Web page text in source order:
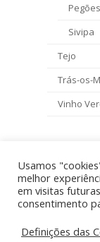
Pegões
Sivipa
Tejo
Trás-os-
Vinho
previous
post:
Fat
Preços
Termos
Usamos
melhor
em visitas
consentimento
Definições das